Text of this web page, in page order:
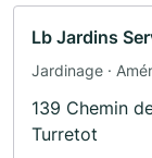
Lb Jardins
Jardinage ·
139 Chemin
Turretot